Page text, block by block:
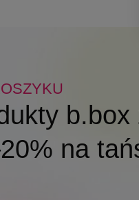
b.box
na
z
i